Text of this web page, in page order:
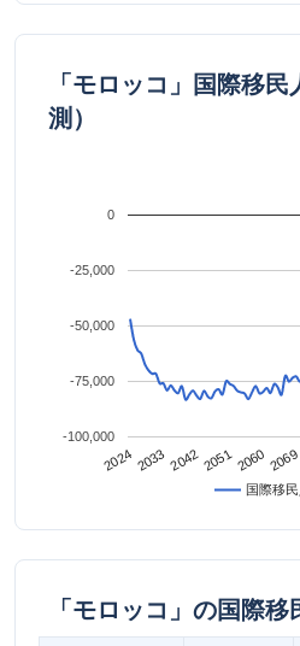
「モロッコ」国際移
測）
国際移民
2024 2033204220512060 2069
-100,000
-75,000
-50,000
-25,000
0
「モロッコ」の国際